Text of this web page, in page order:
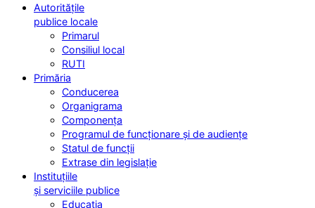
Autoritățile
publice locale
Primarul
Consiliul local
RUTI
Primăria
Conducerea
Organigrama
Componența
Programul de funcționare și de audiențe
Statul de funcții
Extrase din legislație
Instituțiile
și serviciile publice
Educația